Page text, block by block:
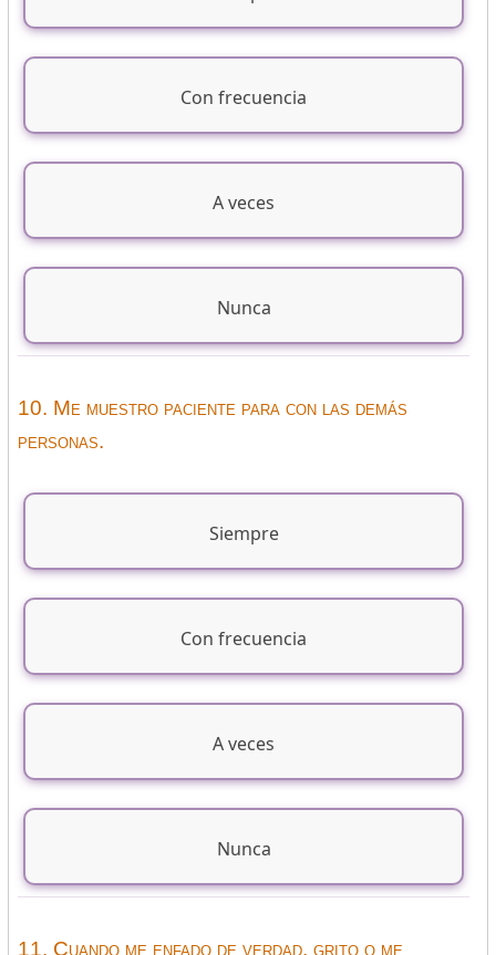
Con frecuencia
A veces
Nunca
10. Me muestro paciente para con las demás
personas.
Siempre
Con frecuencia
A veces
Nunca
11. Cuando me enfado de verdad, grito o me